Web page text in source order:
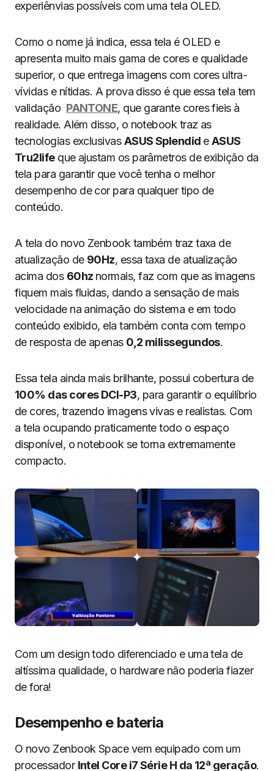
experiênvias possíveis com uma tela OLED.
Como o nome já indica, essa tela é OLED e
apresenta muito mais gama de cores e qualidade
superior, o que entrega imagens com cores ultra-
vívidas e nítidas. A prova disso é que essa tela tem
validação PANTONE, que garante cores fieis à
realidade. Além disso, o notebook traz as
tecnologias exclusivasASUS Splendid eASUS
Tru2lifeque ajustam os parâmetros de exibição da
tela para garantir que você tenha o melhor
desempenho de cor para qualquer tipo de
conteúdo.
A tela do novo Zenbook também traz taxa de
atualização de 90Hz, essa taxa de atualização
acima dos 60hz normais, faz com que as imagens
fiquem mais fluidas, dando a sensação de mais
velocidade na animação do sistema e em todo
conteúdo exibido, ela também conta com tempo
de resposta de apenas 0,2 milissegundos.
Essa tela ainda mais brilhante, possui cobertura de
100% das cores DCI-P3, para garantir o equilíbrio
de cores, trazendo imagens vivas e realistas. Com
a tela ocupando praticamente todo o espaço
disponível, o notebook se torna extremamente
compacto.
Com um design todo diferenciado e uma tela de
altíssima qualidade, o hardware não poderia fiazer
de fora!
Desempenho e bateria
O novo Zenbook Space vem equipado com um
processador Intel Core i7 Série H da 12ª geração.